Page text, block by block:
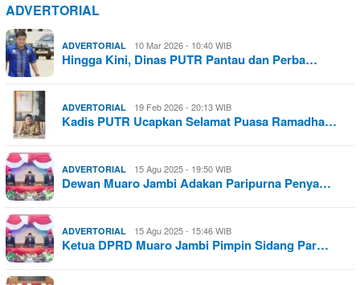
ADVERTORIAL
ADVERTORIAL 10 Mar 2026 - 10:40 WIB
Hingga Kini, Dinas PUTR Pantau dan Perba…
ADVERTORIAL 19 Feb 2026 - 20:13 WIB
Kadis PUTR Ucapkan Selamat Puasa Ramadha…
ADVERTORIAL 15 Agu 2025 - 19:50 WIB
Dewan Muaro Jambi Adakan Paripurna Penya…
ADVERTORIAL 15 Agu 2025 - 15:46 WIB
Ketua DPRD Muaro Jambi Pimpin Sidang Par…